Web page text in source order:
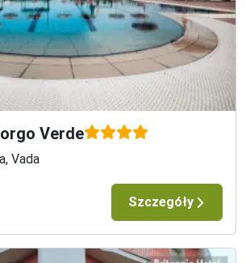
Verde
Vada
Szczegóły